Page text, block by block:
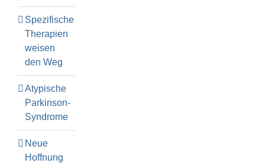
Spezifische
Therapien
weisen
den Weg
Atypische
Parkinson-
Syndrome
Neue
Hoffnung